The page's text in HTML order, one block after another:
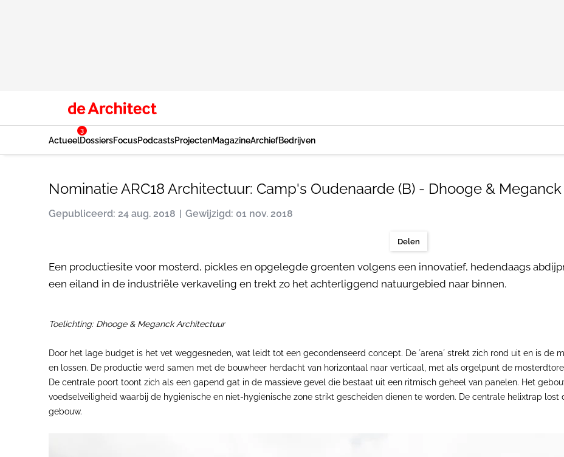
Actueel
3
DossiersFocusPodcastsProjectenMagazineArchiefBedrijven
Nominatie ARC18 Architectuur: Camp's Oudenaarde (B) - Dhooge &
Gepubliceerd: 24 aug. 2018 Gewijzigd: 01 nov. 2018
Delen
Een productiesite voor mosterd, pickles en opgelegde groenten volgens een innovatief, hedendaags
een eiland in de industriële verkaveling en trekt zo het achterliggend natuurgebied naar binnen.
Toelichting: Dhooge & Meganck Architectuur
Door het lage budget is het vet weggesneden, wat leidt tot een gecondenseerd concept. De ´arena´ strekt zich rond uit en is de
en lossen. De productie werd samen met de bouwheer herdacht van horizontaal naar verticaal, met als orgelpunt de
De centrale poort toont zich als een gapend gat in de massieve gevel die bestaat uit een ritmisch geheel van panelen. Het
voedselveiligheid waarbij de hygiënische en niet-hygiënische zone strikt gescheiden dienen te worden. De centrale helixtrap
gebouw.